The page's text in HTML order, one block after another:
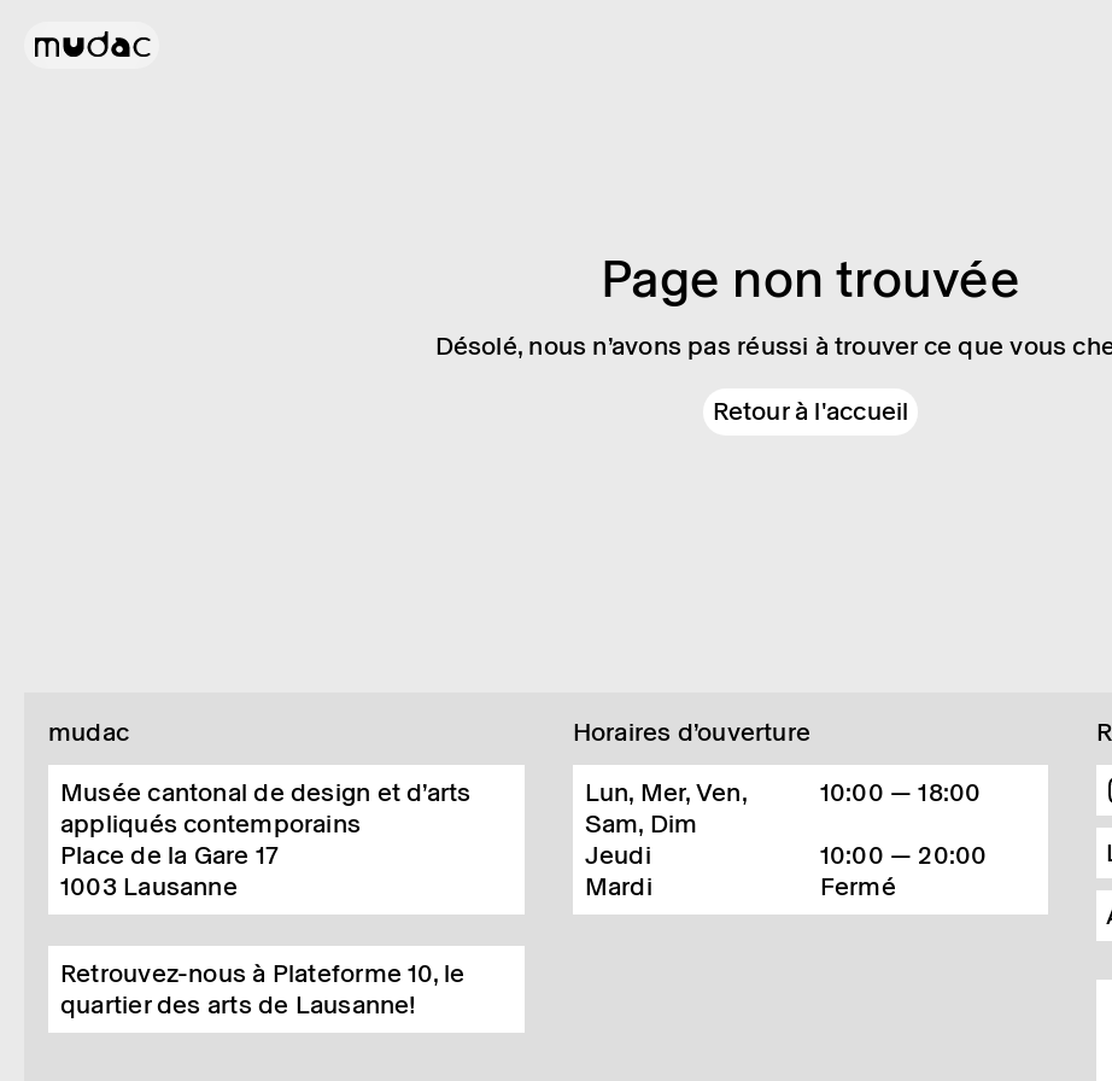
Page non trouvée
Désolé, nous n’avons pas réussi à trouver ce que vous
Retour à l'accueil
mudac
Musée cantonal de design et d’arts
appliqués contemporains
Place de la Gare 17
1003 Lausanne
Retrouvez-nous à Plateforme 10, le
quartier des arts de Lausanne!
Horaires d’ouverture
Lun, Mer, Ven,
Sam, Dim
10:00 — 18:00
Jeudi
10:00 — 20:00
Mardi
Fermé